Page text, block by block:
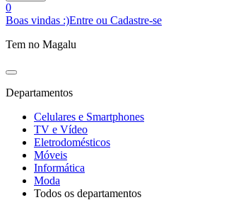
0
Boas vindas :)Entre ou Cadastre-se
Tem no Magalu
Departamentos
Celulares e Smartphones
TV e Vídeo
Eletrodomésticos
Móveis
Informática
Moda
Todos os departamentos